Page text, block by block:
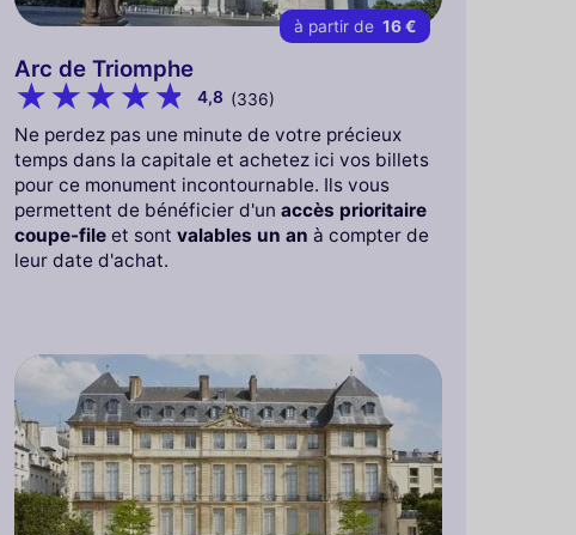
à partir de 16 €
Arc de Triomphe
4,8 (336)
Ne perdez pas une minute de votre précieux
temps dans la capitale et achetez ici vos billets
pour ce monument incontournable. Ils vous
permettent de bénéficier d'un accès prioritaire
coupe-fileet sont valables un an à compter de
leur date d'achat.